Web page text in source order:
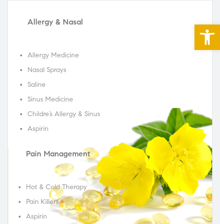
Abrir
Allergy & Nasal
Allergy Medicine
Nasal Sprays
Saline
Sinus Medicine
Childre’s Allergy & Sinus
Aspirin
Pain Management
Hot & Cold Therapy
Pain Killers
Aspirin